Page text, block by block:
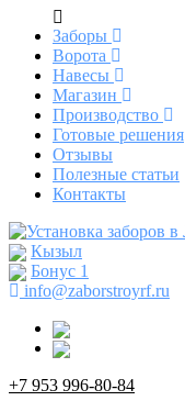
Заборы
Ворота
Навесы
Магазин
Производство
Готовые решения
Отзывы
Полезные статьи
Контакты
Кызыл
Бонус 1
info@zaborstroyrf.ru
+7 953 996-80-84